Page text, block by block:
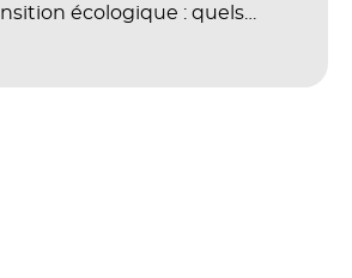
écologique : quels
pour les référentiels dans